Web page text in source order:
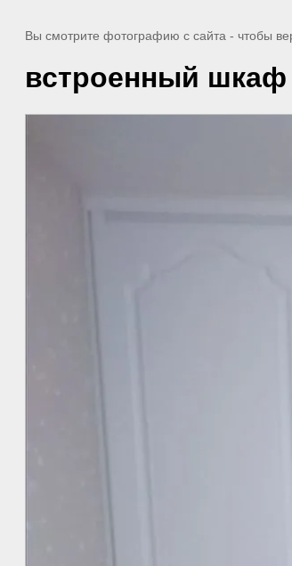
Вы смотрите фотографию с сайта - чтобы
встроенный шкаф